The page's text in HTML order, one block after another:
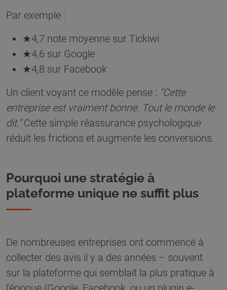
Par exemple :
★4,7 note moyenne sur Tickiwi
★4,6 sur Google
★4,8 sur Facebook
Un client voyant ce modèle pense : "Cette
entreprise est vraiment bonne. Tout le monde le
dit."Cette simple réassurance psychologique
réduit les frictions et augmente les conversions.
Pourquoi une stratégie à
plateforme unique ne suffit plus
De nombreuses entreprises ont commencé à
collecter des avis il y a des années – souvent
sur la plateforme qui semblait la plus pratique à